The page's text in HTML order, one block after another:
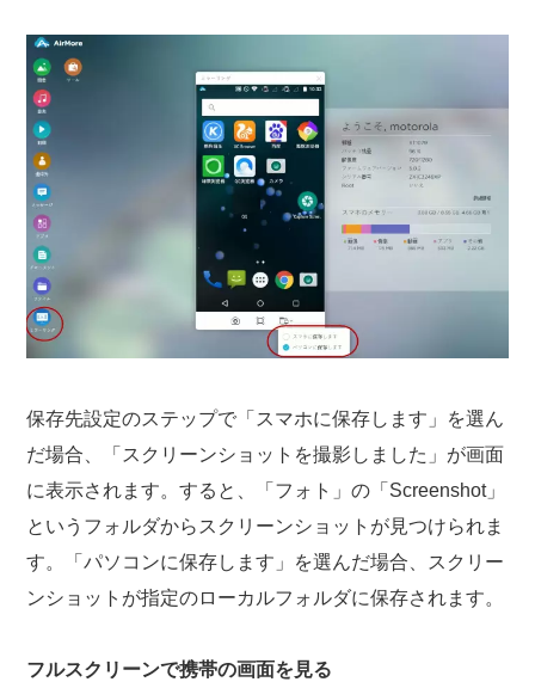
保存先設定のステップで「スマホに保存します」を選ん
だ場合、「スクリーンショットを撮影しました」が画面
に表示されます。すると、「フォト」の「Screenshot」
というフォルダからスクリーンショットが見つけられま
す。「パソコンに保存します」を選んだ場合、スクリー
ンショットが指定のローカルフォルダに保存されます。
フルスクリーンで携帯の画面を見る